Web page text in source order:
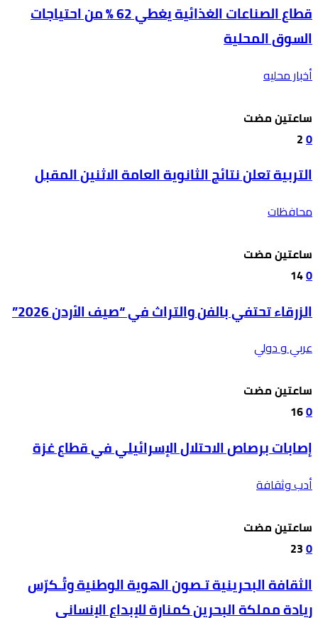
قطاع الصناعات الغذائية يغطي 62 % من احتياجات
السوق المحلية
أخبار محليه
‫‫‫‏‫ساعتين مضت‬
0
2
التربية تعلن نتائج الثانوية العامة الاثنين المقبل
محافظات
‫‫‫‏‫ساعتين مضت‬
0
14
الزرقاء تحتفي بالفن والتراث في “صيف الأردن 2026”
عربي و دولي
‫‫‫‏‫ساعتين مضت‬
0
16
إصابات برصاص الاحتلال الإسرائيلي في قطاع غزة
أدب وثقافة
‫‫‫‏‫ساعتين مضت‬
0
23
الثقافة البحرينية تـصون الهوية الوطنية وتُـكرّس
ريادة مملكة البحرين كمنارة للإبداع الإنساني